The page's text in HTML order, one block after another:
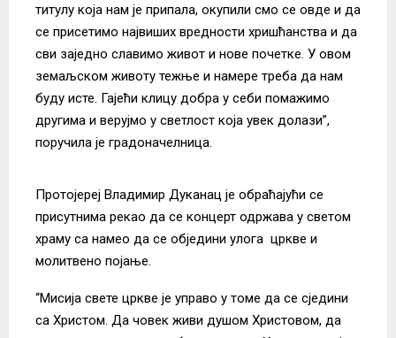
титулу која нам је припала, окупили смо се овде и да
се присетимо највиших вредности хришћанства и да
сви заједно славимо живот и нове почетке. У овом
земаљском животу тежње и намере треба да нам
буду исте. Гајећи клицу добра у себи помажимо
другима и верујмо у светлост која увек долази”,
поручила је градоначелница.
Протојереј Владимир Дуканац је обраћајући се
присутнима рекао да се концерт одржава у светом
храму са намео да се обједини улога цркве и
молитвено појање.
“Мисија свете цркве је управо у томе да се сједини
са Христом. Да човек живи душом Христовом, да